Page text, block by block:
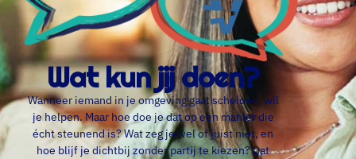
Wat kun jij doen?
Wanneer iemand in je omgeving gaat scheiden, wil
je helpen. Maar hoe doe je dat op een manier die
écht steunend is? Wat zeg je wel of juist niet, en
hoe blijf je dichtbij zonder partij te kiezen? Dat